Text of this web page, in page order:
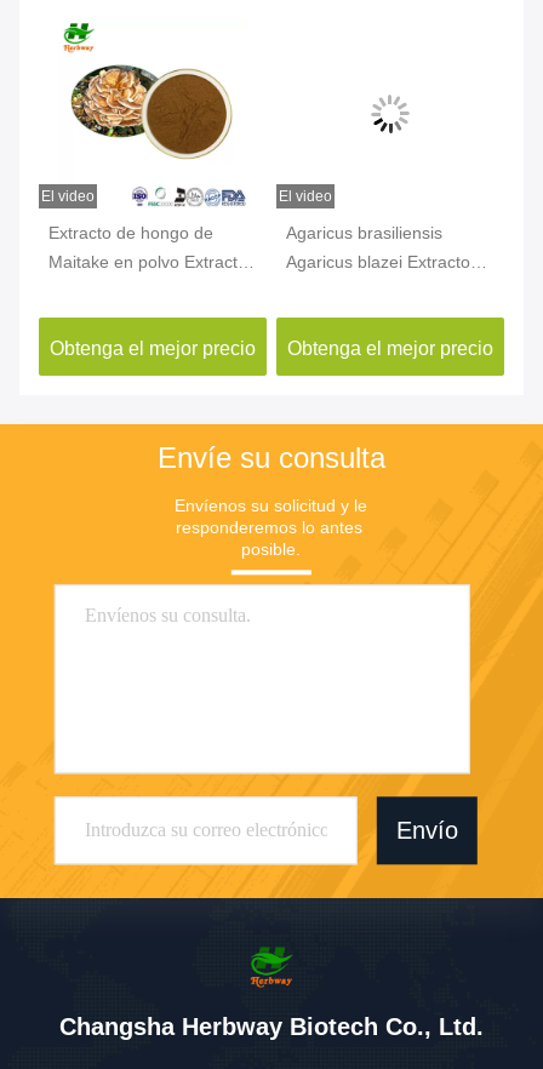
El video
Extracto de hongo de
Maitake en polvo Extracto
10%-50% Polisacáridos en
polvo
Obtenga el mejor precio
El video
Agaricus brasiliensis
Agaricus blazei Extracto
50%
Obtenga el mejor precio
Envíe su consulta
Envíenos su solicitud y le
responderemos lo antes
posible.
Envío
Changsha Herbway Biotech Co., Ltd.